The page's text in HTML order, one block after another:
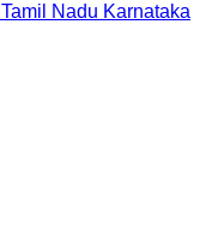
Tamil Nadu Karnataka